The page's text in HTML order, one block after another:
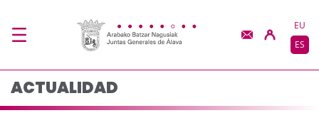
Éxito de acogida en laEU
ES
ACTUALIDAD